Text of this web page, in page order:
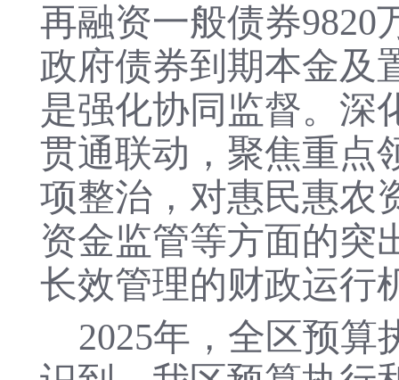
再融资一般债券9820
政府债券到期本金及
是强化协同监督。深
贯通联动，聚焦重点
项整治，对惠民惠农
资金监管等方面的突
长效管理的财政运行
2025年，全区预